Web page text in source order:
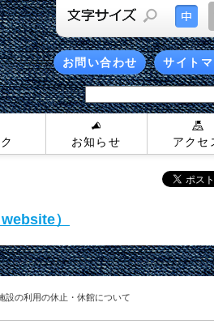
お問い合わせ サイト
お知らせ アクセ
）
の利用の休止・休館について